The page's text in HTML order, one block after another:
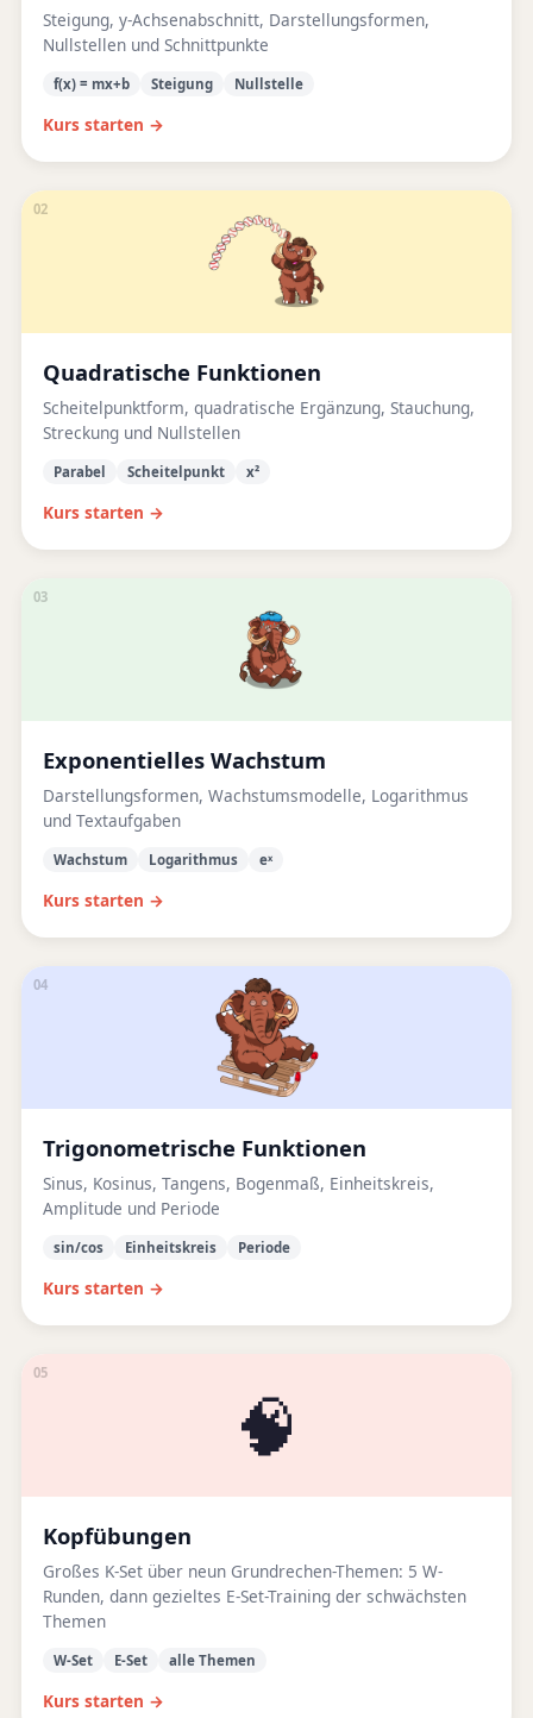
Steigung, y-Achsenabschnitt, Darstellungsformen,
Nullstellen und Schnittpunkte
f(x) = mx+b Steigung Nullstelle
Kurs starten →
02
Quadratische Funktionen
Scheitelpunktform, quadratische Ergänzung, Stauchung,
Streckung und Nullstellen
Parabel Scheitelpunkt x²
Kurs starten →
03
Exponentielles Wachstum
Darstellungsformen, Wachstumsmodelle, Logarithmus
und Textaufgaben
Wachstum Logarithmus eˣ
Kurs starten →
04
Trigonometrische Funktionen
Sinus, Kosinus, Tangens, Bogenmaß, Einheitskreis,
Amplitude und Periode
sin/cos Einheitskreis Periode
Kurs starten →
05
🧠
Kopfübungen
Großes K-Set über neun Grundrechen-Themen: 5 W-
Runden, dann gezieltes E-Set-Training der schwächsten
Themen
W-Set E-Set alle Themen
Kurs starten →